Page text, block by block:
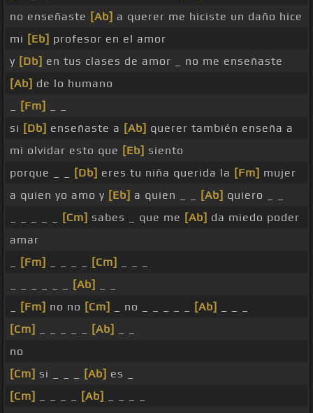
no enseñaste [Ab] a querer me hiciste un daño hice
mi [Eb] profesor en el amor
y [Db] en tus clases de amor _ no me enseñaste
[Ab] de lo humano
[Fm]
si [Db] enseñaste a [Ab] querer también enseña a
mi olvidar esto que [Eb] siento
porque _ _
[Db] eres tu niña querida la [Fm] mujer
a quien yo amo y [Eb] a quien _ _ [Ab] quiero _ _
[Cm] sabes _ que me [Ab] da miedo poder
amar
[Fm] [Cm]
[Ab]
[Fm] no no [Cm] _ no _ _ _ _ _ [Ab]
[Cm]
[Ab]
no
[Cm] si _ _ _ [Ab] es _
[Cm]
[Ab]